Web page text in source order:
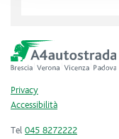
Privacy
Accessibilità
Tel 045 8272222